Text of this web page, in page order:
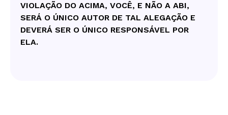
VIOLAÇÃO DO ACIMA, VOCÊ, E NÃO A ABI,
SERÁ O ÚNICO AUTOR DE TAL ALEGAÇÃO E
DEVERÁ SER O ÚNICO RESPONSÁVEL POR
ELA.